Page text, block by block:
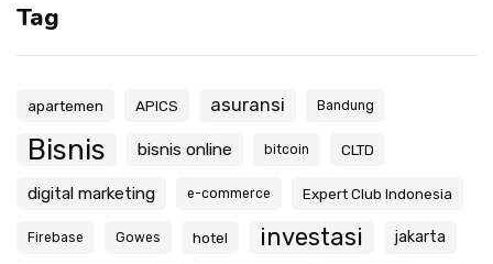
Tag
apartemen APICS asuransi Bandung
Bisnis bisnis online bitcoin CLTD
digital marketing e-commerce Expert Club Indonesia
Firebase Gowes hotel investasi jakarta